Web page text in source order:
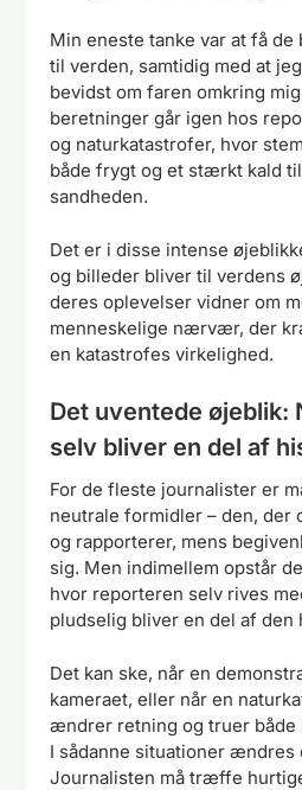
Min eneste tanke var at få
til verden, samtidig med at
bevidst om faren omkring
beretninger går igen hos
og naturkatastrofer, hvor
både frygt og et stærkt kald
sandheden.
Det er i disse intense
og billeder bliver til verdens
deres oplevelser vidner om
menneskelige nærvær, der
en katastrofes virkelighed.
Det uventede øjeblik:
selv bliver en del af
For de fleste journalister er
neutrale formidler – den, der
og rapporterer, mens
sig. Men indimellem opstår
hvor reporteren selv rives
pludselig bliver en del af
Det kan ske, når en
kameraet, eller når en
ændrer retning og truer både
I sådanne situationer ændres
Journalisten må træffe